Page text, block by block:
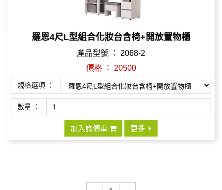
羅恩4尺L型組合化妝台含椅+開放置物櫃
產品型號 ： 2068-2
價格 ： 20500
規格選項 ：
數量 ：
加入詢價車 更多